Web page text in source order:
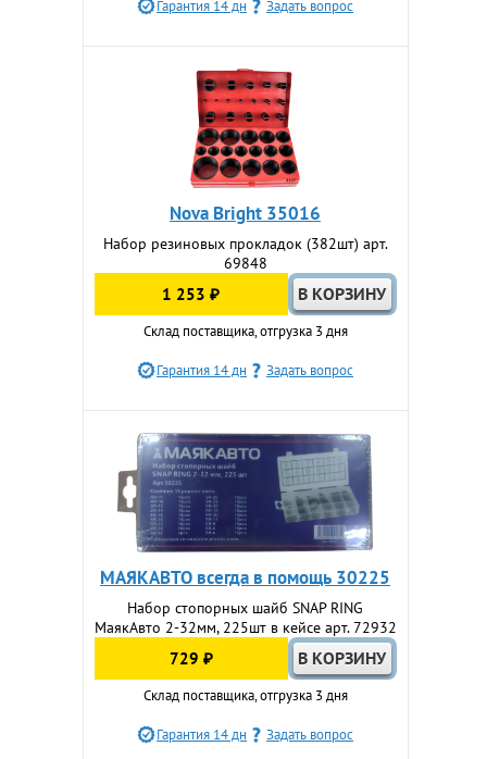
Гарантия 14 дн Задать вопрос
Nova Bright 35016
Набор резиновых прокладок (382шт) арт.
69848
1 253 ₽
Склад поставщика, отгрузка 3 дня
Гарантия 14 дн Задать вопрос
МАЯКАВТО всегда в помощь 30225
Набор стопорных шайб SNAP RING
МаякАвто 2-32мм, 225шт в кейсе арт. 72932
729 ₽
Склад поставщика, отгрузка 3 дня
Гарантия 14 дн Задать вопрос